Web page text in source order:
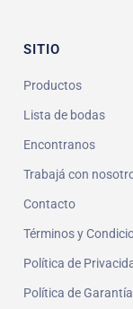
SITIO
Productos
Lista de bodas
Encontranos
Trabajá con
Contacto
Términos y
Política de
Política de Garantía